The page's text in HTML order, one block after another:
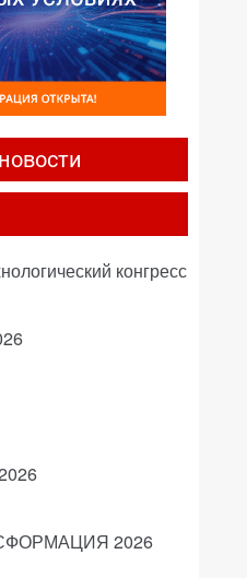
конгресс
2026